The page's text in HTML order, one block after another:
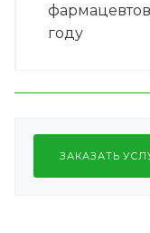
году
ЗАКАЗАТЬ